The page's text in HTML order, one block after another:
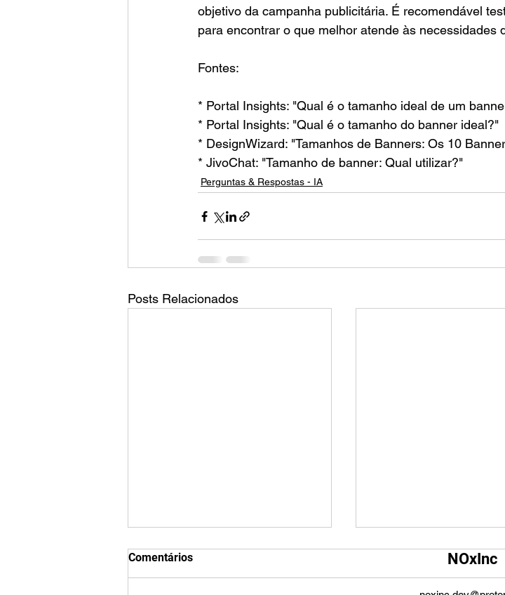
objetivo da campanha publicitária. É recomendável
para encontrar o que melhor atende às necessidades
Fontes:
* Portal Insights: "Qual é o tamanho ideal de um
* Portal Insights: "Qual é o tamanho do banner ideal?"
* DesignWizard: "Tamanhos de Banners: Os 10
* JivoChat: "Tamanho de banner: Qual utilizar?"
Perguntas & Respostas - IA
Posts Relacionados
Qual é o tamanho da tela do
TikTok?
Qual é o tamanho da
Comentários NOxInc